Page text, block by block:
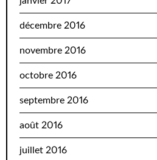
décembre 2016
novembre 2016
octobre 2016
septembre 2016
août 2016
juillet 2016